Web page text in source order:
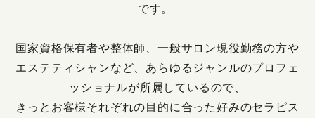
です。
国家資格保有者や整体師、一般サロン現役勤務の方や
エステティシャンなど、 あらゆるジャンルのプロフェ
ッショナルが所属しているので、
きっとお客様それぞれの目的に合った好みのセラピス